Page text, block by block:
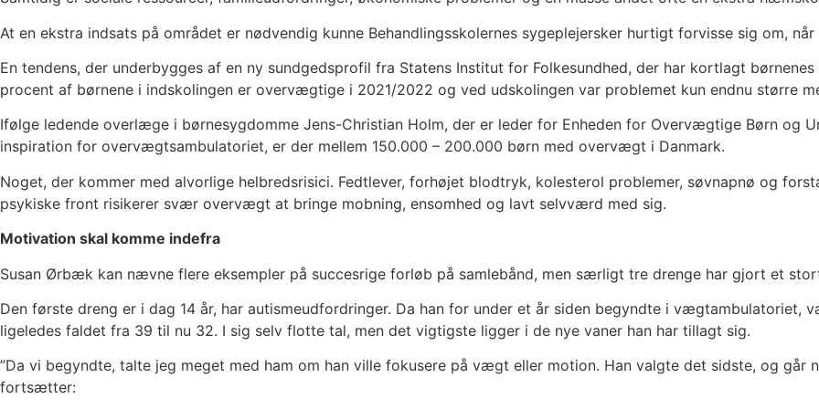
At en ekstra indsats på området er nødvendig kunne Behandlingsskolernes sygeplejersker hurtigt forvisse sig om,
En tendens, der underbygges af en ny sundgedsprofil fra Statens Institut for Folkesundhed, der har kortlagt
procent af børnene i indskolingen er overvægtige i 2021/2022 og ved udskolingen var problemet kun endnu større
Ifølge ledende overlæge i børnesygdomme Jens-Christian Holm, der er leder for Enheden for Overvægtige Børn og
inspiration for overvægtsambulatoriet, er der mellem 150.000 – 200.000 børn med overvægt i Danmark.
Noget, der kommer med alvorlige helbredsrisici. Fedtlever, forhøjet blodtryk, kolesterol problemer, søvnapnø og
psykiske front risikerer svær overvægt at bringe mobning, ensomhed og lavt selvværd med sig.
Motivation skal komme indefra
Susan Ørbæk kan nævne flere eksempler på succesrige forløb på samlebånd, men særligt tre drenge har gjort et
Den første dreng er i dag 14 år, har autismeudfordringer. Da han for under et år siden begyndte i vægtambulatoriet,
ligeledes faldet fra 39 til nu 32. I sig selv flotte tal, men det vigtigste ligger i de nye vaner han har tillagt sig.
”Da vi begyndte, talte jeg meget med ham om han ville fokusere på vægt eller motion. Han valgte det sidste, og går
fortsætter: